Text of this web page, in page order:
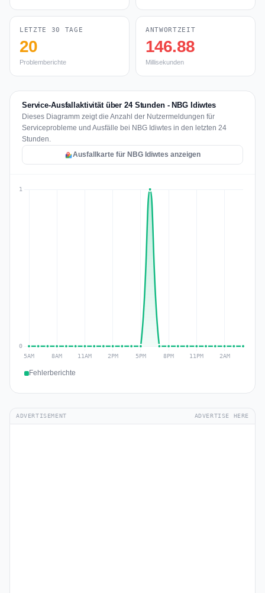
LETZTE 30 TAGE
20
Problemberichte
ANTWORTZEIT
146.88
Millisekunden
Service-Ausfallaktivität über 24 Stunden - NBG Idiwtes
Dieses Diagramm zeigt die Anzahl der Nutzermeldungen für
Serviceprobleme und Ausfälle bei NBG Idiwtes in den letzten 24
Stunden.
Ausfallkarte für NBG Idiwtes anzeigen
Fehlerberichte
ADVERTISEMENT ADVERTISE HERE